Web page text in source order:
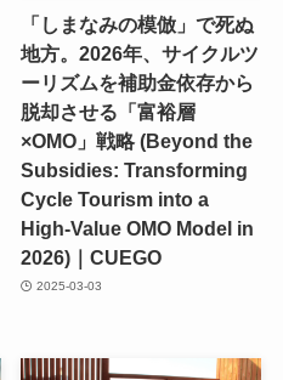
「しまなみの模倣」で死ぬ
地方。2026年、サイクルツ
ーリズムを補助金依存から
脱却させる「富裕層
×OMO」戦略 (Beyond the
Subsidies: Transforming
Cycle Tourism into a
High-Value OMO Model in
2026)｜CUEGO
2025-03-03